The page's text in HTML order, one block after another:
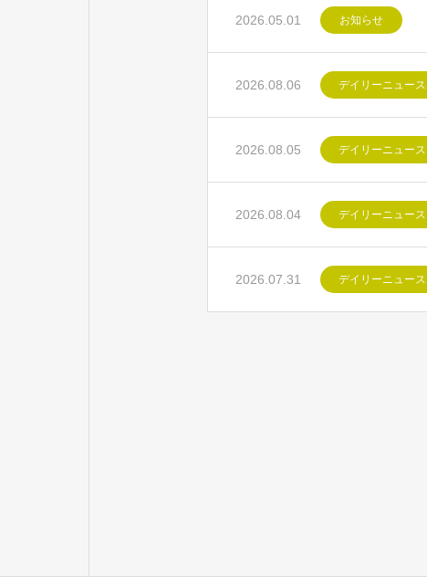
2026.05.01 お知らせ
2026.08.06 デイリーニュース
2026.08.05 デイリーニュース
2026.08.04 デイリーニュース
2026.07.31 デイリーニュース